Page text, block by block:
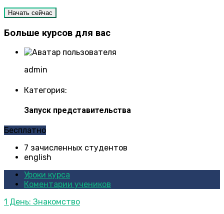
Начать сейчас
Больше курсов для вас
admin
Категория:
Запуск представительства
Бесплатно
7 зачисленных студентов
english
Уроки курса
Коментарии учеников
1 День: Знакомство